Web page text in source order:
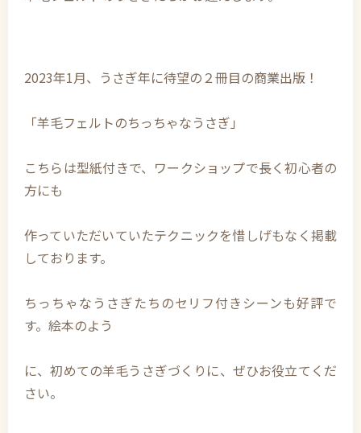
2023年1月、うさぎ年に待望の２冊目の商業出版！
「羊毛フェルトのちっちゃなうさぎ」
こちらは型紙付きで、ワークショップで長く初心者の
方にも
作っていただいていたテクニックを惜しげもなく掲載
しております。
ちっちゃなうさぎたちのセリフ付きシーンも好評で
す。絵本のよう
に、初めての羊毛うさぎづくりに、ぜひお役立てくだ
さい。